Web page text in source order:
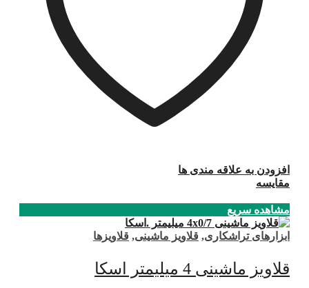
افزودن به علاقه مندی ها
مقایسه
مشاهده سریع
ابزارهای تراشکاری, قلاویز ماشینی, قلاویزها
قلاویز ماشینی 4 میلیمتر اسکا